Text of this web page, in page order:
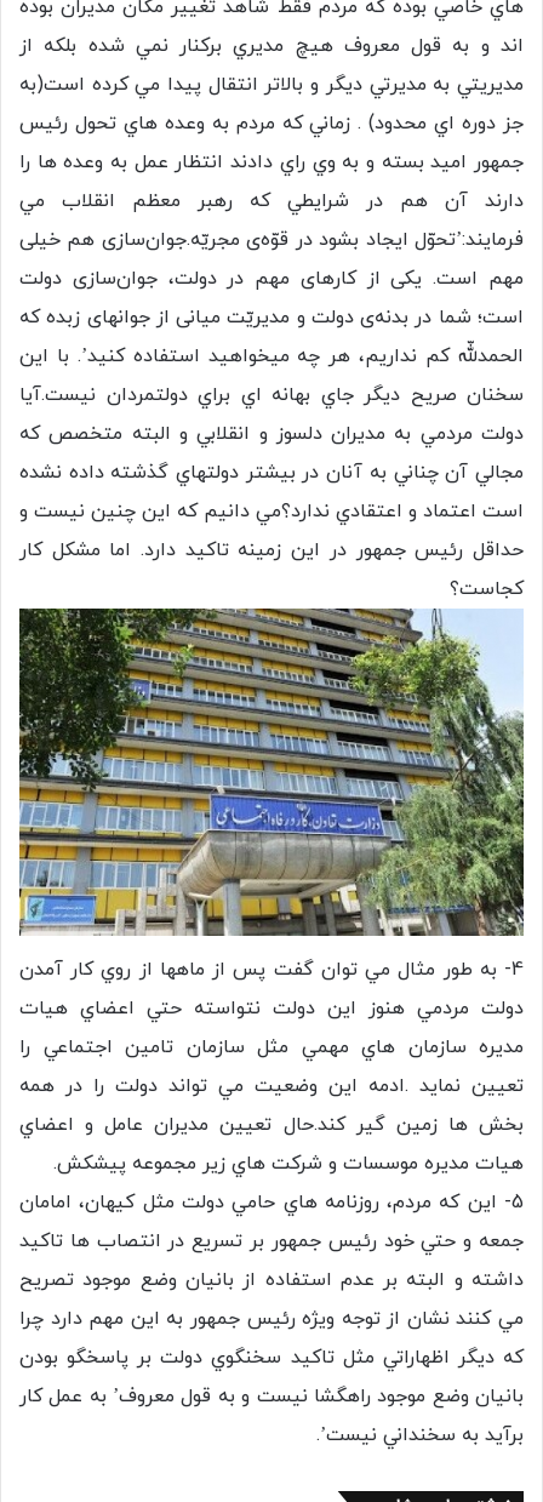
هاي خاصي بوده كه مردم فقط شاهد تغيير مكان مديران بوده
اند و به قول معروف هيچ مديري بركنار نمي شده بلكه از
مديريتي به مديرتي ديگر و بالاتر انتقال پيدا مي كرده است(به
جز دوره اي محدود) . زماني كه مردم به وعده هاي تحول رئيس
جمهور اميد بسته و به وي راي دادند انتظار عمل به وعده ها را
دارند آن هم در شرايطي كه رهبر معظم انقلاب مي
فرمايند:’تحوّل ایجاد بشود در قوّه‌ی مجریّه.جوان‌سازی هم خیلی
مهم است. یکی از کارهای مهم در دولت، جوان‌سازی دولت
است؛ شما در بدنه‌ی دولت و مدیریّت میانی از جوانهای زبده که
الحمدللّه کم نداریم، هر چه میخواهید استفاده کنید’. با اين
سخنان صريح ديگر جاي بهانه اي براي دولتمردان نيست.آيا
دولت مردمي به مديران دلسوز و انقلابي و البته متخصص كه
مجالي آن چناني به آنان در بيشتر دولتهاي گذشته داده نشده
است اعتماد و اعتقادي ندارد؟مي دانيم كه اين چنين نيست و
حداقل رئيس جمهور در اين زمينه تاكيد دارد. اما مشكل كار
كجاست؟
4- به طور مثال مي توان گفت پس از ماهها از روي كار آمدن
دولت مردمي هنوز اين دولت نتواسته حتي اعضاي هيات
مديره سازمان هاي مهمي مثل سازمان تامين اجتماعي را
تعيين نمايد .ادمه اين وضعيت مي تواند دولت را در همه
بخش ها زمين گير كند.حال تعيين مديران عامل و اعضاي
هيات مديره موسسات و شركت هاي زير مجموعه پيشكش.
5- اين كه مردم، روزنامه هاي حامي دولت مثل كيهان، امامان
جمعه و حتي خود رئيس جمهور بر تسريع در انتصاب ها تاكيد
داشته و البته بر عدم استفاده از بانيان وضع موجود تصريح
مي كنند نشان از توجه ويژه رئيس جمهور به اين مهم دارد چرا
كه ديگر اظهاراتي مثل تاكيد سخنگوي دولت بر پاسخگو بودن
بانيان وضع موجود راهگشا نيست و به قول معروف’ به عمل كار
برآيد به سخنداني نيست’.